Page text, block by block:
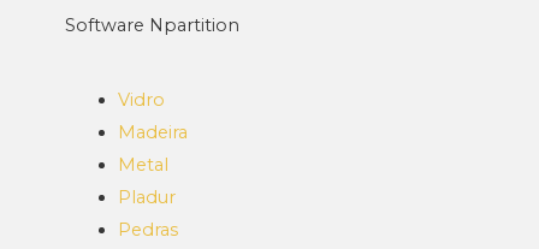
Software Npartition
Vidro
Madeira
Metal
Pladur
Pedras